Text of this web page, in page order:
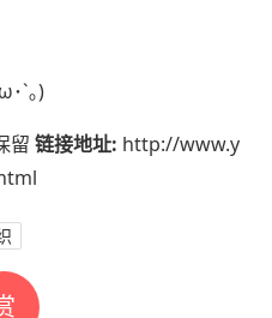
･`｡)
留 链接地址: http://www.y